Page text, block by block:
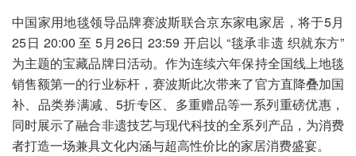
中国家用地毯领导品牌赛波斯联合京东家电家居，将于5月
25日 20:00 至 5月26日 23:59 开启以 “毯承非遗 织就东方”
为主题的宝藏品牌日活动。作为连续六年保持全国线上地毯
销售额第一的行业标杆，赛波斯此次带来了官方直降叠加国
补、品类券满减、5折专区、多重赠品等一系列重磅优惠，
同时展示了融合非遗技艺与现代科技的全系列产品，为消费
者打造一场兼具文化内涵与超高性价比的家居消费盛宴。